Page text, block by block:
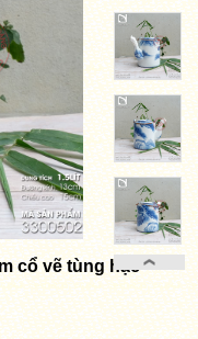
cổ vẽ tùng hạc